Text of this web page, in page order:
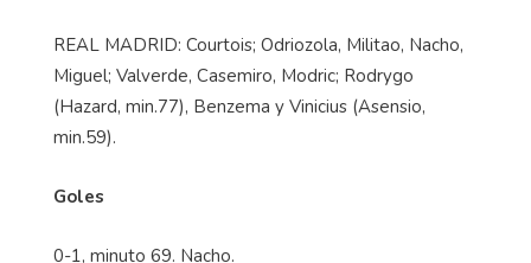
REAL MADRID: Courtois; Odriozola, Militao, Nacho,
Miguel; Valverde, Casemiro, Modric; Rodrygo
(Hazard, min.77), Benzema y Vinicius (Asensio,
min.59).
Goles
0-1, minuto 69. Nacho.